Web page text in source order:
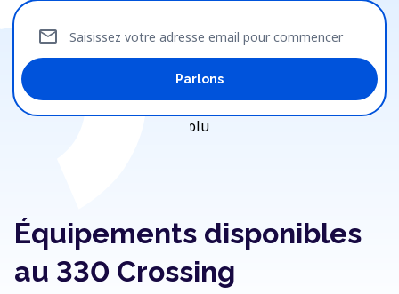
Saisissez votre adresse email pour commencer
mail
Parlons
Équipements disponibles
au 330 Crossing